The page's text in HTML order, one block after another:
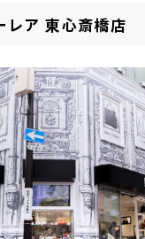
レア 東心斎橋店